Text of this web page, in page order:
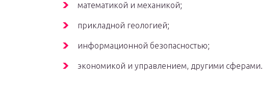
математикой и механикой;
прикладной геологией;
информационной безопасностью;
экономикой и управлением, другими сферами.